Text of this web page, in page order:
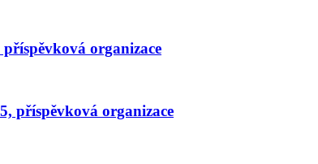
organizace
příspěvková organizace